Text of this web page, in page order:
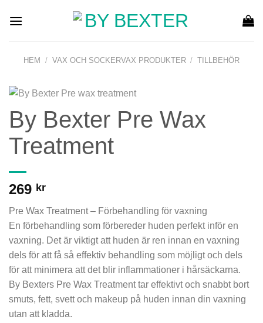
HEM / VAX OCH SOCKERVAX PRODUKTER / TILLBEHÖR
By Bexter Pre Wax
Treatment
269 kr
Pre Wax Treatment – Förbehandling för vaxning
En förbehandling som förbereder huden perfekt inför en
vaxning. Det är viktigt att huden är ren innan en vaxning
dels för att få så effektiv behandling som möjligt och dels
för att minimera att det blir inflammationer i hårsäckarna.
By Bexters Pre Wax Treatment tar effektivt och snabbt bort
smuts, fett, svett och makeup på huden innan din vaxning
utan att kladda.